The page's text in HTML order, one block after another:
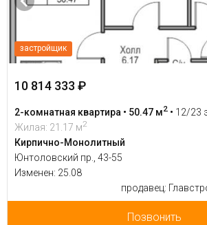
застройщик
10 814 333 ₽
2-комнатная квартира • 50.47 м2 • 12/23
Жилая: 21.17 м2
Кирпично-Монолитный
Юнтоловский пр., 43-55
Изменен: 25.08
продавец:
Позвонить